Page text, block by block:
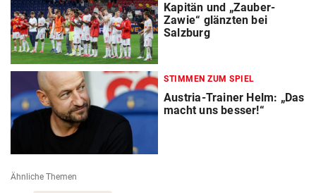
Kapitän und „Zauber-
Zawie“ glänzten bei
Salzburg
STIMMEN ZUM SPIEL
Austria-Trainer Helm: „Das
macht uns besser!“
Ähnliche Themen